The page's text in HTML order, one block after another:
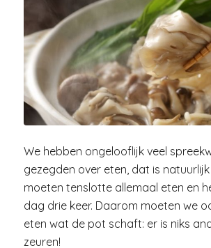
We hebben ongelooflijk veel
gezegden over eten, dat is
moeten tenslotte allemaal eten en
dag drie keer. Daarom moeten we
eten wat de pot schaft: er is niks
zeuren!